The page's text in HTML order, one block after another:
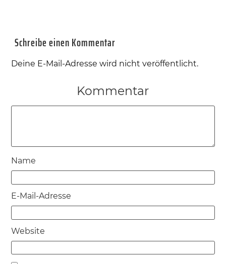
Schreibe einen Kommentar
Deine E-Mail-Adresse wird nicht veröffentlicht.
Kommentar
Name
E-Mail-Adresse
Website